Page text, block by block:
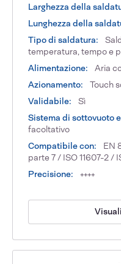
Larghezza della
Lunghezza della
Tipo di saldatura:
temperatura, tempo e
Alimentazione:
Aria
Azionamento:
Touch
Validabile:
Sì
Sistema di sottovuoto
facoltativo
Compatibile con:
EN
parte 7 / ISO 11607-2 /
Precisione:
++++